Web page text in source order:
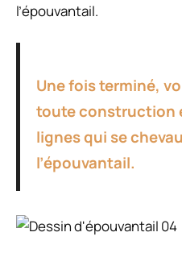
l’épouvantail.
Une fois terminé,
toute construction
lignes qui se
l’épouvantail.